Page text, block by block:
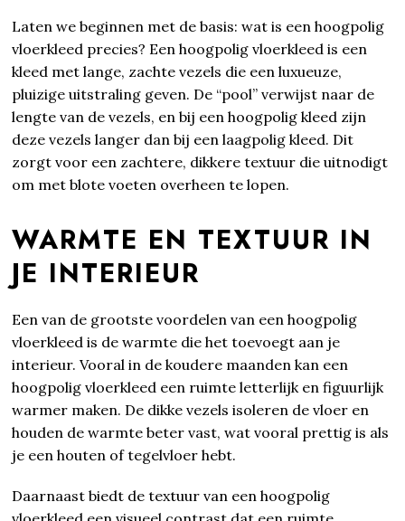
Laten we beginnen met de basis: wat is een hoogpolig
vloerkleed precies? Een hoogpolig vloerkleed is een
kleed met lange, zachte vezels die een luxueuze,
pluizige uitstraling geven. De “pool” verwijst naar de
lengte van de vezels, en bij een hoogpolig kleed zijn
deze vezels langer dan bij een laagpolig kleed. Dit
zorgt voor een zachtere, dikkere textuur die uitnodigt
om met blote voeten overheen te lopen.
WARMTE EN TEXTUUR IN
JE INTERIEUR
Een van de grootste voordelen van een hoogpolig
vloerkleed is de warmte die het toevoegt aan je
interieur. Vooral in de koudere maanden kan een
hoogpolig vloerkleed een ruimte letterlijk en figuurlijk
warmer maken. De dikke vezels isoleren de vloer en
houden de warmte beter vast, wat vooral prettig is als
je een houten of tegelvloer hebt.
Daarnaast biedt de textuur van een hoogpolig